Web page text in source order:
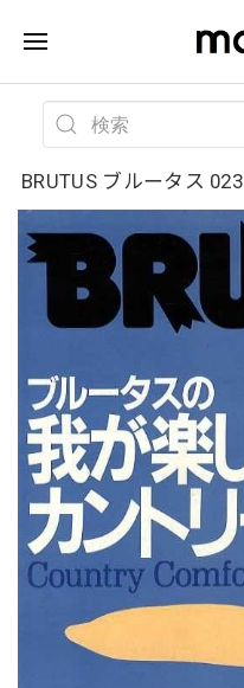
BRUTUS ブルータス 023